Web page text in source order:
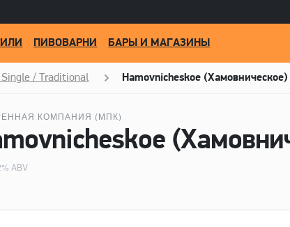
ПИВОВАРНИ БАРЫ И МАГАЗИНЫ
Single / Traditional Hamovnicheskoe (Хамовническое)
КОМПАНИЯ (МПК)
ABV